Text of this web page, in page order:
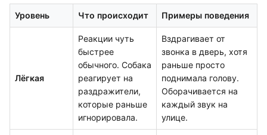
Уровень Что происходит Примеры поведения
Лёгкая
Реакции чуть
быстрее
обычного. Собака
реагирует на
раздражители,
которые раньше
игнорировала.
Вздрагивает от
звонка в дверь, хотя
раньше просто
поднимала голову.
Оборачивается на
каждый звук на
улице.